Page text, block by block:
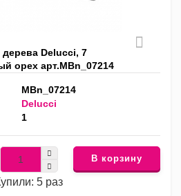
Delucci, 7
орех арт.MBn_07214
MBn_07214
Delucci
1
5 раз
В корзину